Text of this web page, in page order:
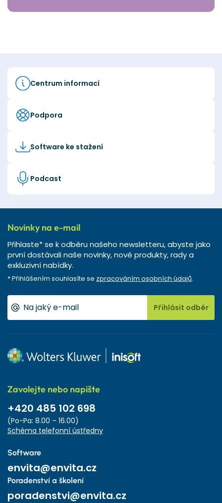
Centrum informací
Podpora
Software ke stažení
Podcast
Novinky na e-mail
Přihlaste* se k odběru našeho newsletteru, abyste jako
první dostávali naše novinky, nové produkty, rady a
exkluzivní nabídky.
* Přihlášením souhlasíte se zpracováním osobních údajů.
Přihlásit odběr
Zavolejte nebo napište
+420 485 102 698
(Po-Pa: 8.00 – 16.00)
Schéma telefonní ústředny
Software
envita@envita.cz
Poradenství a školení
poradenstvi@envita.cz